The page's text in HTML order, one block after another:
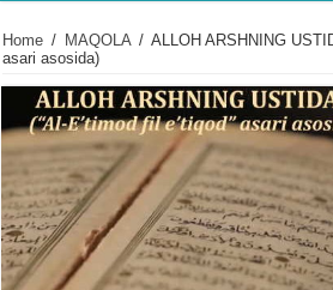
Home / MAQOLA / ALLOH ARSHNING
asari asosida)